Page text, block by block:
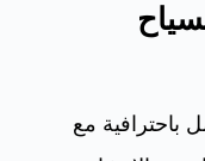
باحترافية مع